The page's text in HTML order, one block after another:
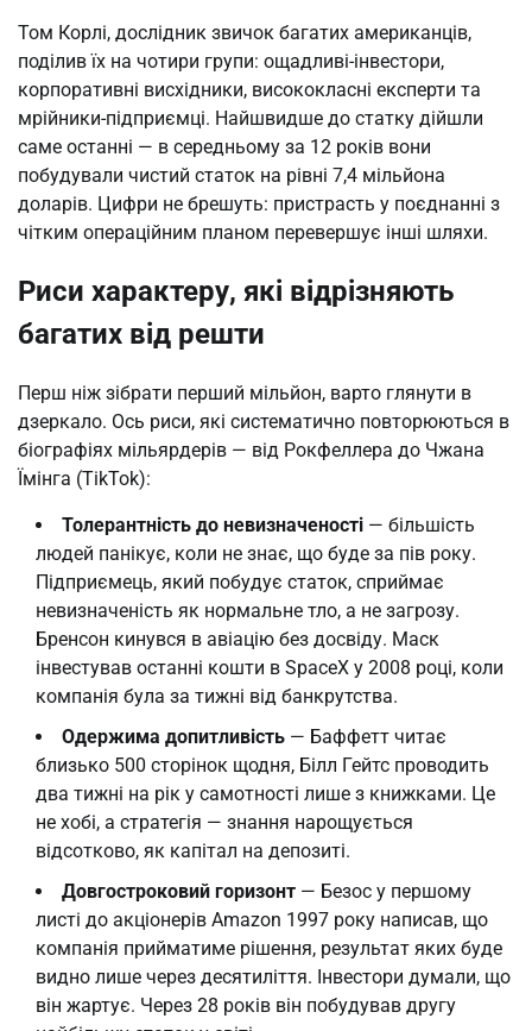
Том Корлі, дослідник звичок багатих американців,
поділив їх на чотири групи: ощадливі-інвестори,
корпоративні висхідники, висококласні експерти та
мрійники-підприємці. Найшвидше до статку дійшли
саме останні — в середньому за 12 років вони
побудували чистий статок на рівні 7,4 мільйона
доларів. Цифри не брешуть: пристрасть у поєднанні з
чітким операційним планом перевершує інші шляхи.
Риси характеру, які відрізняють
багатих від решти
Перш ніж зібрати перший мільйон, варто глянути в
дзеркало. Ось риси, які систематично повторюються в
біографіях мільярдерів — від Рокфеллера до Чжана
Їмінга (TikTok):
Толерантність до невизначеності — більшість
людей панікує, коли не знає, що буде за пів року.
Підприємець, який побудує статок, сприймає
невизначеність як нормальне тло, а не загрозу.
Бренсон кинувся в авіацію без досвіду. Маск
інвестував останні кошти в SpaceX у 2008 році, коли
компанія була за тижні від банкрутства.
Одержима допитливість — Баффетт читає
близько 500 сторінок щодня, Білл Гейтс проводить
два тижні на рік у самотності лише з книжками. Це
не хобі, а стратегія — знання нарощується
відсотково, як капітал на депозиті.
Довгостроковий горизонт — Безос у першому
листі до акціонерів Amazon 1997 року написав, що
компанія прийматиме рішення, результат яких буде
видно лише через десятиліття. Інвестори думали, що
він жартує. Через 28 років він побудував другу